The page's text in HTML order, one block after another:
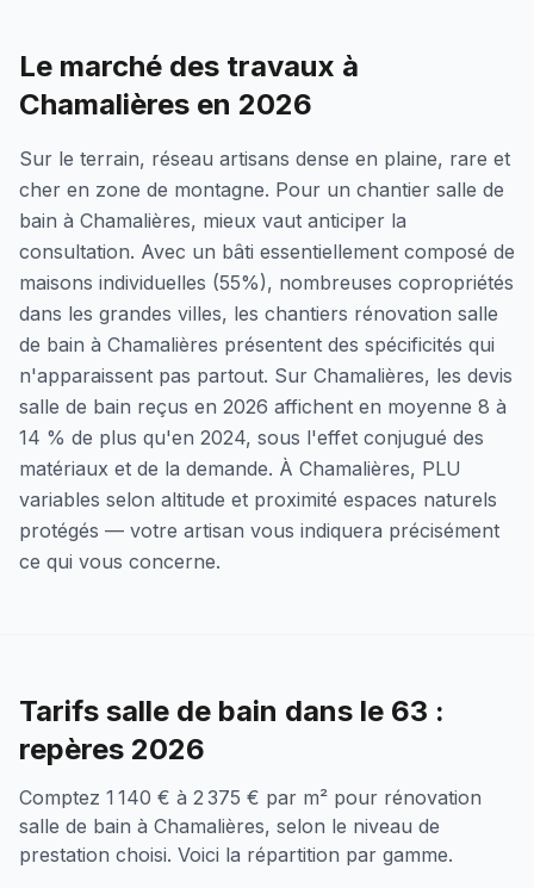
Le marché des travaux à
Chamalières en 2026
Sur le terrain, réseau artisans dense en plaine, rare et
cher en zone de montagne. Pour un chantier salle de
bain à Chamalières, mieux vaut anticiper la
consultation. Avec un bâti essentiellement composé de
maisons individuelles (55%), nombreuses copropriétés
dans les grandes villes, les chantiers rénovation salle
de bain à Chamalières présentent des spécificités qui
n'apparaissent pas partout. Sur Chamalières, les devis
salle de bain reçus en 2026 affichent en moyenne 8 à
14 % de plus qu'en 2024, sous l'effet conjugué des
matériaux et de la demande. À Chamalières, PLU
variables selon altitude et proximité espaces naturels
protégés — votre artisan vous indiquera précisément
ce qui vous concerne.
Tarifs salle de bain dans le 63 :
repères 2026
Comptez 1 140 € à 2 375 € par m² pour rénovation
salle de bain à Chamalières, selon le niveau de
prestation choisi. Voici la répartition par gamme.